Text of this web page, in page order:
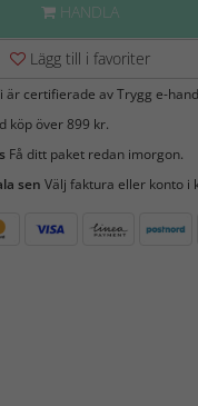
HANDLA
Lägg till i favoriter
är certifierade av Trygg e-
köp över 899 kr.
Få ditt paket redan imorgon.
sen Välj faktura eller konto i